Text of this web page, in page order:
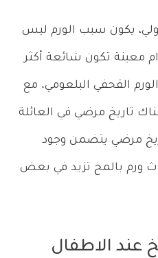
يكون سبب الورم ليس
معينة تكون شائعة أكثر
القحفي البلعومي. مع
تاريخ مرضي في العائلة
مرضي يتضمن وجود
ورم بالمخ تزيد في بعض
عند الاطفال